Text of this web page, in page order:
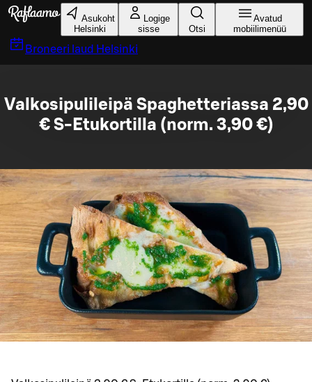
Liigu peamise sisu juurde
Asukoht
Helsinki
Logige
sisse
Otsi
Avatud
mobiilimenüü
Broneeri laud Helsinki
Valkosipulileipä Spaghetteriassa 2,90
€ S-Etukortilla (norm. 3,90 €)